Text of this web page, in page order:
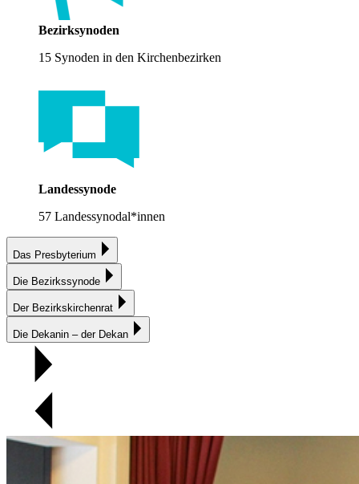
Bezirksynoden
15 Synoden in den Kirchenbezirken
Landessynode
57 Landessynodal*innen
Das Presbyterium
Die Bezirkssynode
Der Bezirkskirchenrat
Die Dekanin – der Dekan